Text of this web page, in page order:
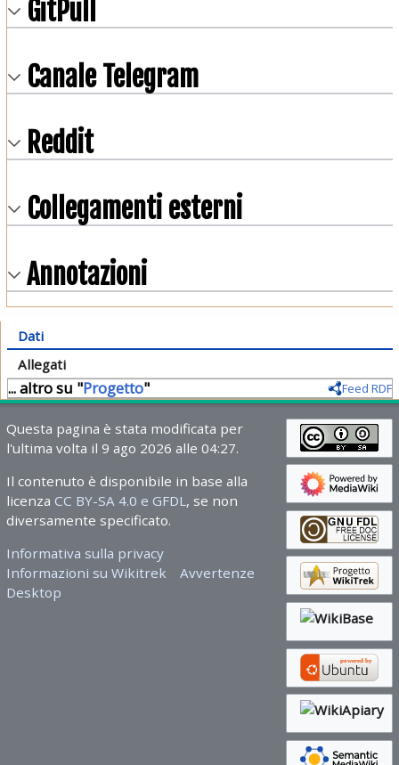
GitPull
Canale Telegram
Reddit
Collegamenti esterni
Annotazioni
Dati
Allegati
... altro su "Progetto" Feed RDF
Questa pagina è stata modificata per
l'ultima volta il 9 ago 2026 alle 04:27.
Il contenuto è disponibile in base alla
licenza CC BY-SA 4.0 e GFDL , se non
diversamente specificato.
Informativa sulla privacy
Informazioni su Wikitrek
Avvertenze
Desktop